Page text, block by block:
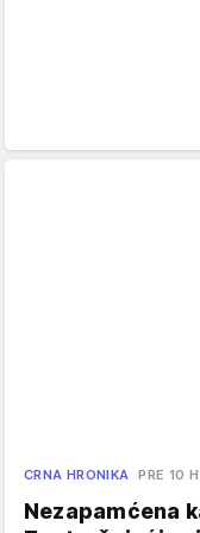
CRNA HRONIKA PRE 10 H
Nezapamćena